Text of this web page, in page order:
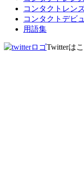
コンタクトレン
コンタクトデビ
用語集
Twitterは